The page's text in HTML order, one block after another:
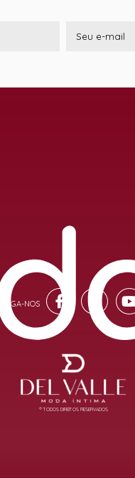
® TODOS DIREITOS RESERVADOS